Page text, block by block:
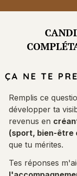
ÇA NE TE